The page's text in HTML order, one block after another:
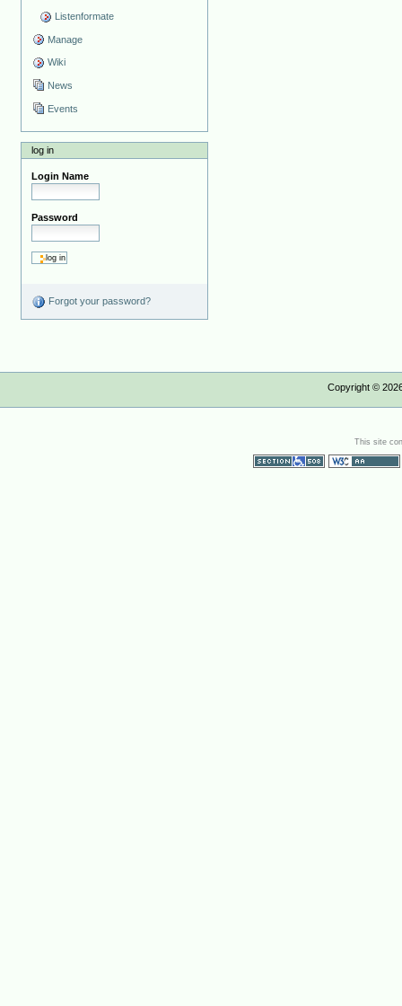
Listenformate
Manage
Wiki
News
Events
log in
Login Name
Password
Forgot your password?
Copyright ©
This site